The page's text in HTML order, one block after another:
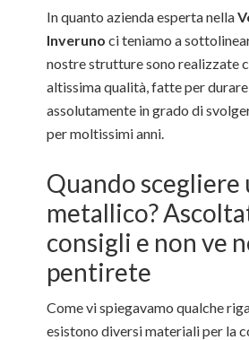
In quanto azienda esperta nella
Inveruno ci teniamo a
nostre strutture sono realizzate
altissima qualità, fatte per
assolutamente in grado di
per moltissimi anni.
Quando scegliere
metallico?
consigli e non ve
pentirete
Come vi spiegavamo qualche
esistono diversi materiali per la